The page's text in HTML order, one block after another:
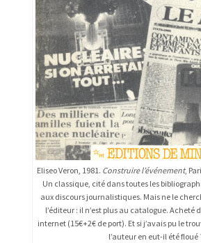
Eliseo Veron, 1981. Construire l’événement,
Un classique, cité dans toutes les
aux discours journalistiques. Mais ne le
l’éditeur : il n’est plus au catalogue. Acheté
internet (15€+2€ de port). Et si j’avais pu le
l’auteur en eut-il été floué